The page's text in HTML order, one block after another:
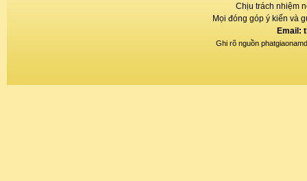
Chịu trách nhiệm
Mọi đóng góp ý kiến và
Email:
Ghi rõ nguồn